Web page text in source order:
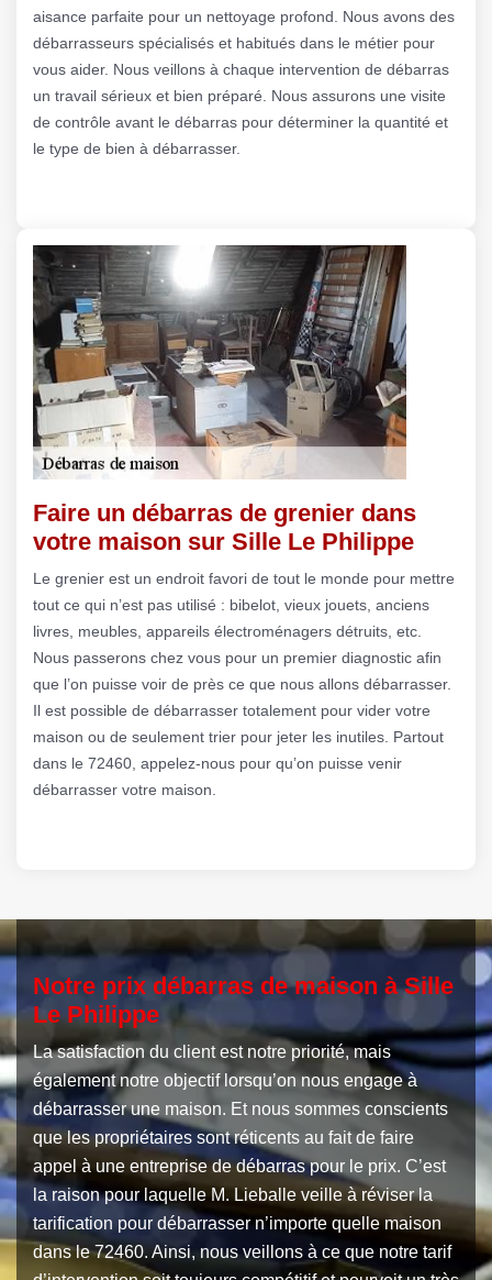
aisance parfaite pour un nettoyage profond. Nous avons des
débarrasseurs spécialisés et habitués dans le métier pour
vous aider. Nous veillons à chaque intervention de débarras
un travail sérieux et bien préparé. Nous assurons une visite
de contrôle avant le débarras pour déterminer la quantité et
le type de bien à débarrasser.
Faire un débarras de grenier dans
votre maison sur Sille Le Philippe
Le grenier est un endroit favori de tout le monde pour mettre
tout ce qui n’est pas utilisé : bibelot, vieux jouets, anciens
livres, meubles, appareils électroménagers détruits, etc.
Nous passerons chez vous pour un premier diagnostic afin
que l’on puisse voir de près ce que nous allons débarrasser.
Il est possible de débarrasser totalement pour vider votre
maison ou de seulement trier pour jeter les inutiles. Partout
dans le 72460, appelez-nous pour qu’on puisse venir
débarrasser votre maison.
Notre prix débarras de maison à Sille
Le Philippe
La satisfaction du client est notre priorité, mais
également notre objectif lorsqu’on nous engage à
débarrasser une maison. Et nous sommes conscients
que les propriétaires sont réticents au fait de faire
appel à une entreprise de débarras pour le prix. C’est
la raison pour laquelle M. Lieballe veille à réviser la
tarification pour débarrasser n’importe quelle maison
dans le 72460. Ainsi, nous veillons à ce que notre tarif